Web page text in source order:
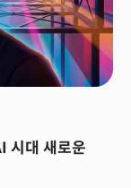
AI 시대 새로운